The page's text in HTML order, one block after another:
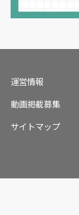
運営情報
動画掲載募集
サイトマップ